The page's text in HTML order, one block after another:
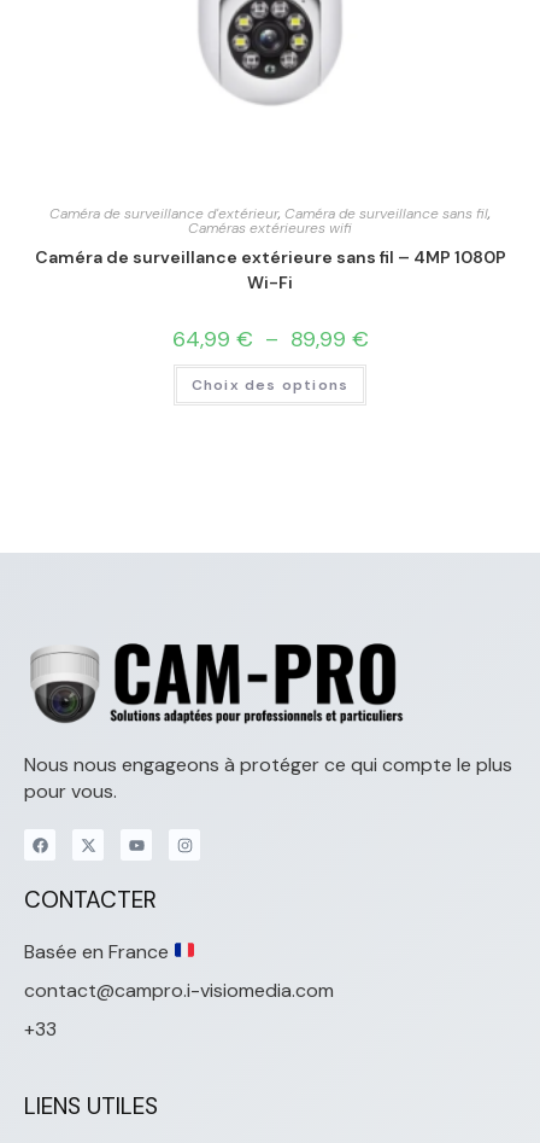
Caméra de surveillance d'extérieur, Caméra de surveillance sans fil,
Caméras extérieures wifi
Caméra de surveillance extérieure sans fil – 4MP 1080P
Wi-Fi
64,99 € – 89,99 €
Choix des options
Nous nous engageons à protéger ce qui compte le plus
pour vous.
CONTACTER
Basée en France
contact@campro.i-visiomedia.com
+33
LIENS UTILES